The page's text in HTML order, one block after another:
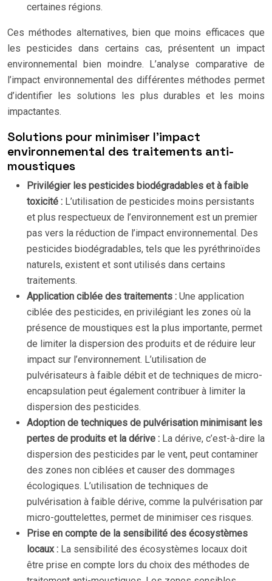
certaines régions.
Ces méthodes alternatives, bien que moins efficaces que
les pesticides dans certains cas, présentent un impact
environnemental bien moindre. L’analyse comparative de
l’impact environnemental des différentes méthodes permet
d’identifier les solutions les plus durables et les moins
impactantes.
Solutions pour minimiser l’impact
environnemental des traitements anti-
moustiques
Privilégier les pesticides biodégradables et à faible
toxicité : L’utilisation de pesticides moins persistants
et plus respectueux de l’environnement est un premier
pas vers la réduction de l’impact environnemental. Des
pesticides biodégradables, tels que les pyréthrinoïdes
naturels, existent et sont utilisés dans certains
traitements.
Application ciblée des traitements : Une application
ciblée des pesticides, en privilégiant les zones où la
présence de moustiques est la plus importante, permet
de limiter la dispersion des produits et de réduire leur
impact sur l’environnement. L’utilisation de
pulvérisateurs à faible débit et de techniques de micro-
encapsulation peut également contribuer à limiter la
dispersion des pesticides.
Adoption de techniques de pulvérisation minimisant les
pertes de produits et la dérive : La dérive, c’est-à-dire la
dispersion des pesticides par le vent, peut contaminer
des zones non ciblées et causer des dommages
écologiques. L’utilisation de techniques de
pulvérisation à faible dérive, comme la pulvérisation par
micro-gouttelettes, permet de minimiser ces risques.
Prise en compte de la sensibilité des écosystèmes
locaux : La sensibilité des écosystèmes locaux doit
être prise en compte lors du choix des méthodes de